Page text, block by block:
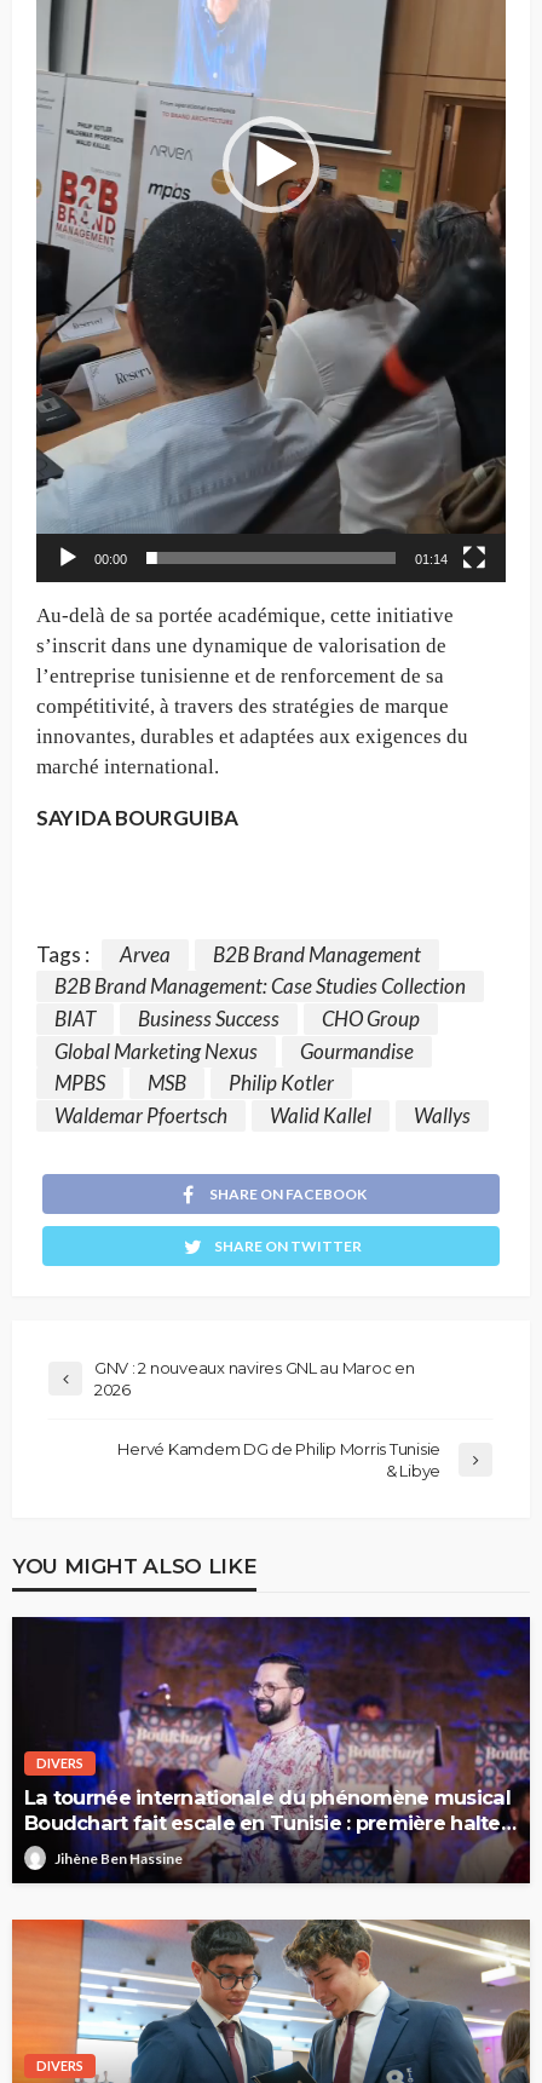
00:00 01:14
Au-delà de sa portée académique, cette initiative
s’inscrit dans une dynamique de valorisation de
l’entreprise tunisienne et de renforcement de sa
compétitivité, à travers des stratégies de marque
innovantes, durables et adaptées aux exigences du
marché international.
SAYIDA BOURGUIBA
Tags : Arvea
B2B Brand Management
B2B Brand Management: Case Studies Collection
BIAT
Business Success
CHO Group
Global Marketing Nexus
Gourmandise
MPBS
MSB
Philip Kotler
Waldemar Pfoertsch
Walid Kallel Wallys
SHARE ON FACEBOOK
SHARE ON TWITTER
GNV : 2 nouveaux navires GNL au Maroc en
2026
Hervé Kamdem DG de Philip Morris Tunisie
& Libye
YOU MIGHT ALSO LIKE
DIVERS
La tournée internationale du phénomène musical
Boudchart fait escale en Tunisie : première halte
à SfaxJihène Ben Hassine
DIVERS